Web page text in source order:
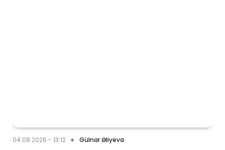
04.08.2026 - 13:12 Gülnar Əliyeva